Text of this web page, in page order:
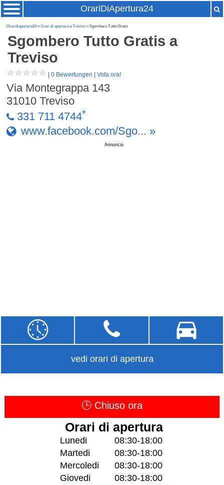
OrariDiApertura24
Oraridiapertura24»Orari di apertura a Treviso » Sgombero Tutto Gratis
Sgombero Tutto Gratis a
Treviso
|0 Bewertungen |Vota ora!
Via Montegrappa 143
31010 Treviso
331 711 4744*
www.facebook.com/Sgo... »
Annuncio
vedi orari di apertura
🕒 Chiuso ora
Orari di apertura
Lunedi
08:30-18:00
Martedi
08:30-18:00
Mercoledi
08:30-18:00
Giovedi
08:30-18:00